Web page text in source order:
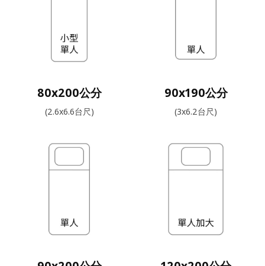
80x200公分
(2.6x6.6台尺)
90x190公分
(3x6.2台尺)